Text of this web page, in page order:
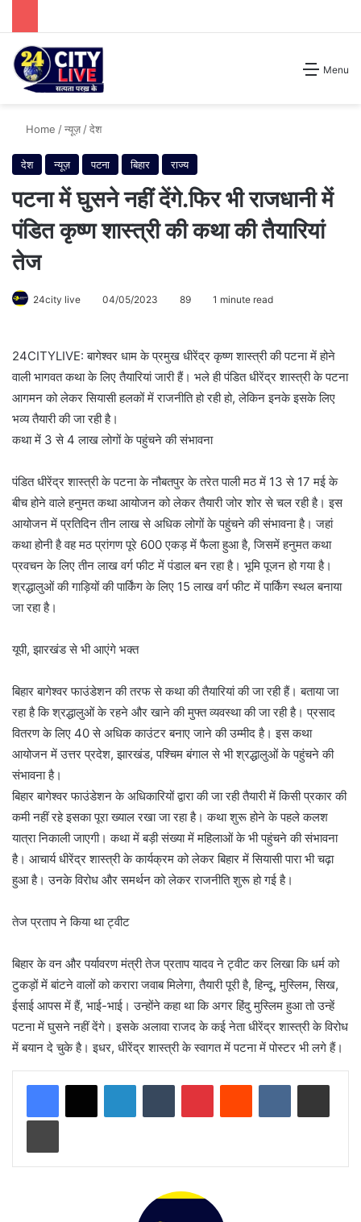
Menu
Search for
Home /न्यूज़ /देश
देश न्यूज़ पटना बिहार राज्य
पटना में घुसने नहीं देंगे.फिर भी राजधानी में
पंडित कृष्ण शास्त्री की कथा की तैयारियां
तेज
24city live 04/05/2023 89 1 minute read
24CITYLIVE: बागेश्वर धाम के प्रमुख धीरेंद्र कृष्ण शास्त्री की पटना में होने
वाली भागवत कथा के लिए तैयारियां जारी हैं। भले ही पंडित धीरेंद्र शास्त्री के पटना
आगमन को लेकर सियासी हलकों में राजनीति हो रही हो, लेकिन इनके इसके लिए
भव्य तैयारी की जा रही है।
कथा में 3 से 4 लाख लोगों के पहुंचने की संभावना
पंडित धीरेंद्र शास्त्री के पटना के नौबतपुर के तरेत पाली मठ में 13 से 17 मई के
बीच होने वाले हनुमत कथा आयोजन को लेकर तैयारी जोर शोर से चल रही है। इस
आयोजन में प्रतिदिन तीन लाख से अधिक लोगों के पहुंचने की संभावना है। जहां
कथा होनी है वह मठ प्रांगण पूरे 600 एकड़ में फैला हुआ है, जिसमें हनुमत कथा
प्रवचन के लिए तीन लाख वर्ग फीट में पंडाल बन रहा है। भूमि पूजन हो गया है।
श्रद्धालुओं की गाड़ियों की पार्किंग के लिए 15 लाख वर्ग फीट में पार्किंग स्थल बनाया
जा रहा है।
यूपी, झारखंड से भी आएंगे भक्त
बिहार बागेश्वर फाउंडेशन की तरफ से कथा की तैयारियां की जा रही हैं। बताया जा
रहा है कि श्रद्धालुओं के रहने और खाने की मुफ्त व्यवस्था की जा रही है। प्रसाद
वितरण के लिए 40 से अधिक काउंटर बनाए जाने की उम्मीद है। इस कथा
आयोजन में उत्तर प्रदेश, झारखंड, पश्चिम बंगाल से भी श्रद्धालुओं के पहुंचने की
संभावना है।
बिहार बागेश्वर फाउंडेशन के अधिकारियों द्वारा की जा रही तैयारी में किसी प्रकार की
कमी नहीं रहे इसका पूरा ख्याल रखा जा रहा है। कथा शुरू होने के पहले कलश
यात्रा निकाली जाएगी। कथा में बड़ी संख्या में महिलाओं के भी पहुंचने की संभावना
है। आचार्य धीरेंद्र शास्त्री के कार्यक्रम को लेकर बिहार में सियासी पारा भी चढ़ा
हुआ है। उनके विरोध और समर्थन को लेकर राजनीति शुरू हो गई है।
तेज प्रताप ने किया था ट्वीट
बिहार के वन और पर्यावरण मंत्री तेज प्रताप यादव ने ट्वीट कर लिखा कि धर्म को
टुकड़ों में बांटने वालों को करारा जवाब मिलेगा, तैयारी पूरी है, हिन्दू, मुस्लिम, सिख,
ईसाई आपस में हैं, भाई-भाई। उन्होंने कहा था कि अगर हिंदु मुस्लिम हुआ तो उन्हें
पटना में घुसने नहीं देंगे। इसके अलावा राजद के कई नेता धीरेंद्र शास्त्री के विरोध
में बयान दे चुके है। इधर, धीरेंद्र शास्त्री के स्वागत में पटना में पोस्टर भी लगे हैं।
LinkedInTumblr PinterestReddit VKontakteShare via Email
Print